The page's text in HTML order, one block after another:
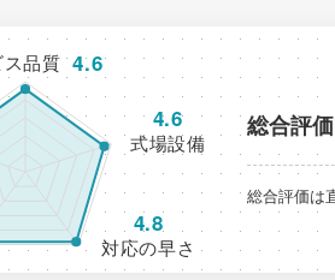
品質 4.6
式場設備
4.6
対応の早さ
4.8
総合評価
総合評価は